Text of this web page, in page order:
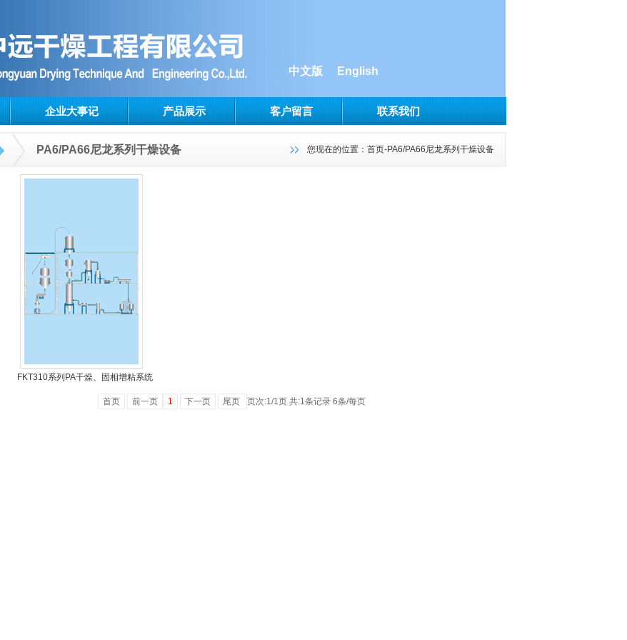
中文版 English
企业大事记 产品展示 客户留言 联系我们
您现在的位置： 首页-PA6/PA66尼龙系列干燥设备
PA6/PA66尼龙系列干燥设备
FKT310系列PA干燥、固相增粘系统
首页 前一页 1 下一页 尾页 页次:1/1页 共:1条记录 6条/每页